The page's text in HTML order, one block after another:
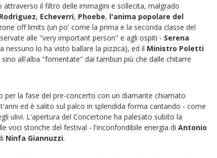
il filtro delle immagini e sollecita, malgrado
Rodriguez, Echeverri, Phoebe, l'anima popolare del
off limits (un po' come la prima e la seconda classe del
alle "very important person" e agli ospiti - Serena
nessuno lo ha visto ballare la pizzica), ed il Ministro Poletti
all'alba "fomentate" dai tamburi più che dalle chitarre
la fase del pre-concerto con un diamante chiamato
ed è salito sul palco in splendida forma cantando - come
ulivi. L'apertura del Concertone ha palesato subito la
voci storiche del festival - l'inconfondibile energia di Antonio
Ninfa Giannuzzi.